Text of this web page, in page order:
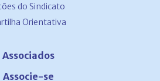
do Sindicato
Orientativa
Associados
Associe-se